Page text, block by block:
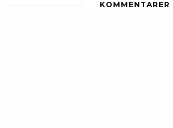
KOMMENTARER